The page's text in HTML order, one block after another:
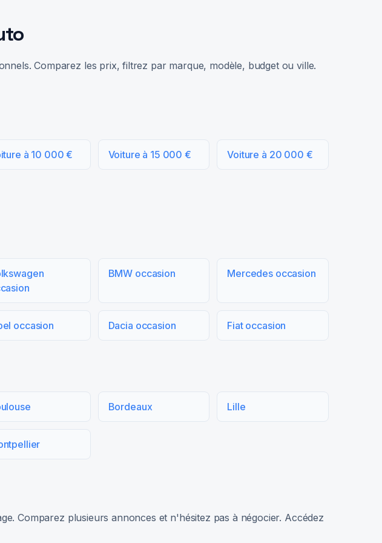
Comparez les prix, filtrez par marque, modèle, budget ou ville.
à 10 000 € Voiture à 15 000 € Voiture à 20 000 €
BMW occasion Mercedes occasion
occasion Dacia occasion Fiat occasion
Bordeaux Lille
Comparez plusieurs annonces et n'hésitez pas à négocier. Accédez